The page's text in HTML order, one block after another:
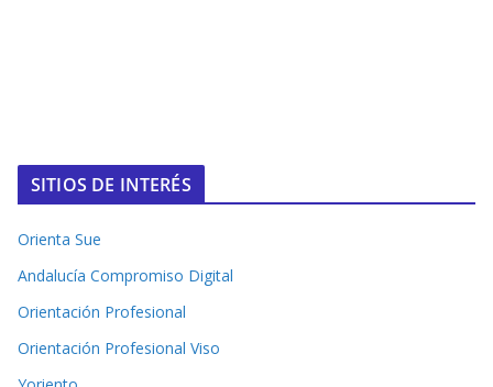
SITIOS DE INTERÉS
Orienta Sue
Andalucía Compromiso Digital
Orientación Profesional
Orientación Profesional Viso